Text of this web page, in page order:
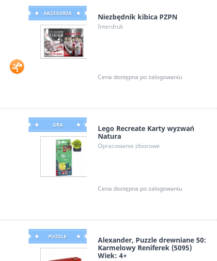
AKCESORIA Niezbędnik kibica PZPN
Interdruk
Cena dostępna po zalogowaniu
GRA
Lego Recreate Karty wyzwań
Natura
Opracowanie zbiorowe
Cena dostępna po zalogowaniu
PUZZLE
Alexander, Puzzle drewniane 50:
Karmelowy Reniferek (5095)
Wiek: 4+